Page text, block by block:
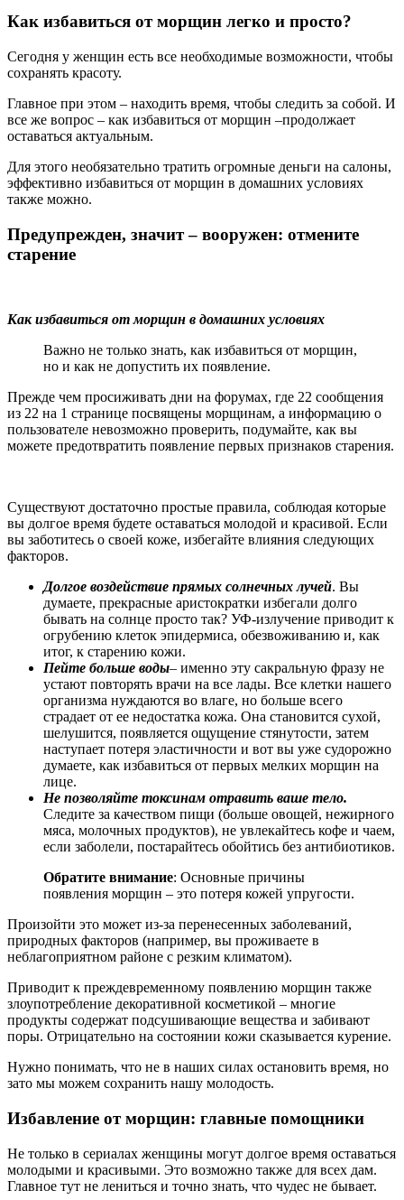
Как избавиться от морщин легко и просто?
Сегодня у женщин есть все необходимые возможности, чтобы
сохранять красоту.
Главное при этом – находить время, чтобы следить за собой. И
все же вопрос – как избавиться от морщин –продолжает
оставаться актуальным.
Для этого необязательно тратить огромные деньги на салоны,
эффективно избавиться от морщин в домашних условиях
также можно.
Предупрежден, значит – вооружен: отмените
старение
Как избавиться от морщин в домашних условиях
Важно не только знать, как избавиться от морщин,
но и как не допустить их появление.
Прежде чем просиживать дни на форумах, где 22 сообщения
из 22 на 1 странице посвящены морщинам, а информацию о
пользователе невозможно проверить, подумайте, как вы
можете предотвратить появление первых признаков старения.
Существуют достаточно простые правила, соблюдая которые
вы долгое время будете оставаться молодой и красивой. Если
вы заботитесь о своей коже, избегайте влияния следующих
факторов.
Долгое воздействие прямых солнечных лучей. Вы
думаете, прекрасные аристократки избегали долго
бывать на солнце просто так? УФ-излучение приводит к
огрубению клеток эпидермиса, обезвоживанию и, как
итог, к старению кожи.
Пейте больше воды– именно эту сакральную фразу не
устают повторять врачи на все лады. Все клетки нашего
организма нуждаются во влаге, но больше всего
страдает от ее недостатка кожа. Она становится сухой,
шелушится, появляется ощущение стянутости, затем
наступает потеря эластичности и вот вы уже судорожно
думаете, как избавиться от первых мелких морщин на
лице.
Не позволяйте токсинам отравить ваше тело.
Следите за качеством пищи (больше овощей, нежирного
мяса, молочных продуктов), не увлекайтесь кофе и чаем,
если заболели, постарайтесь обойтись без антибиотиков.
Обратите внимание: Основные причины
появления морщин – это потеря кожей упругости.
Произойти это может из-за перенесенных заболеваний,
природных факторов (например, вы проживаете в
неблагоприятном районе с резким климатом).
Приводит к преждевременному появлению морщин также
злоупотребление декоративной косметикой – многие
продукты содержат подсушивающие вещества и забивают
поры. Отрицательно на состоянии кожи сказывается курение.
Нужно понимать, что не в наших силах остановить время, но
зато мы можем сохранить нашу молодость.
Избавление от морщин: главные помощники
Не только в сериалах женщины могут долгое время оставаться
молодыми и красивыми. Это возможно также для всех дам.
Главное тут не лениться и точно знать, что чудес не бывает.